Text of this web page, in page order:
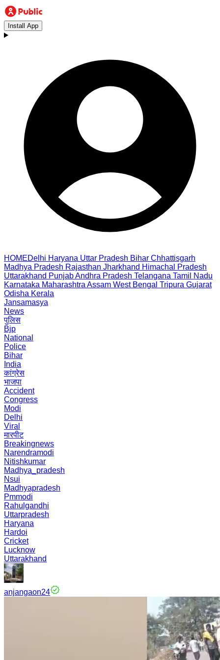
Install App
HOMEDelhi Haryana Uttar Pradesh Bihar Chhattisgarh
Madhya Pradesh Rajasthan Jharkhand Himachal Pradesh
Uttarakhand PunjabAndhra Pradesh Telangana Tamil Nadu
Karnataka Maharashtra Assam West Bengal Tripura Gujarat
Odisha Kerala
Jansamasya
News
पुलिस
Bjp
National
Police
Bihar
India
कांग्रेस
भाजपा
Accident
Congress
Modi
Delhi
Viral
मारपीट
Breakingnews
Narendramodi
Nitishkumar
Madhya_pradesh
Nsui
Madhyapradesh
Pmmodi
Rahulgandhi
Uttarpradesh
Haryana
Hardoi
Cricket
Lucknow
Uttarakhand
anjangaon24